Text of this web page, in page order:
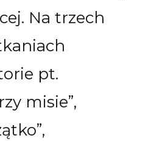
Na trzech
pt.
misie”,